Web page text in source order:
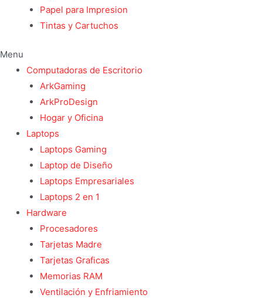
Papel para Impresion
Tintas y Cartuchos
Menu
Computadoras de Escritorio
ArkGaming
ArkProDesign
Hogar y Oficina
Laptops
Laptops Gaming
Laptop de Diseño
Laptops Empresariales
Laptops 2 en 1
Hardware
Procesadores
Tarjetas Madre
Tarjetas Graficas
Memorias RAM
Ventilación y Enfriamiento